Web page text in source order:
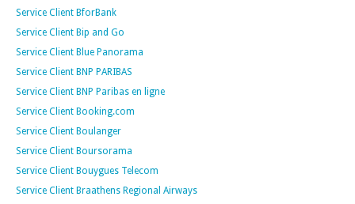
Service Client BforBank
Service Client Bip and Go
Service Client Blue Panorama
Service Client BNP PARIBAS
Service Client BNP Paribas en ligne
Service Client Booking.com
Service Client Boulanger
Service Client Boursorama
Service Client Bouygues Telecom
Service Client Braathens Regional Airways